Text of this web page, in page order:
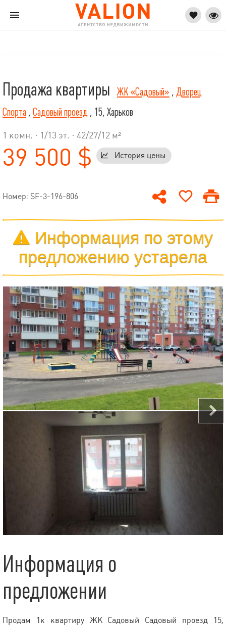
Продажа квартиры ЖК «Садовый» , Дворец
Спорта , Садовый проезд , 15, Харьков
1 комн. · 1 /13 эт. · 42/27/12 м²
39 500 $ История цены
Номер: SF-3-196-806
Информация по этому
предложению устарела
Информация о
предложении
Продам 1к квартиру ЖК Садовый Садовый проезд 15,